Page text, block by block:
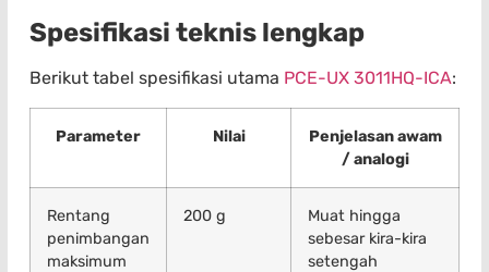
Spesifikasi teknis lengkap
Berikut tabel spesifikasi utama PCE-UX 3011HQ-ICA:
Parameter Nilai
Penjelasan awam
/ analogi
Rentang
penimbangan
maksimum
200 g
Muat hingga
sebesar kira-kira
setengah